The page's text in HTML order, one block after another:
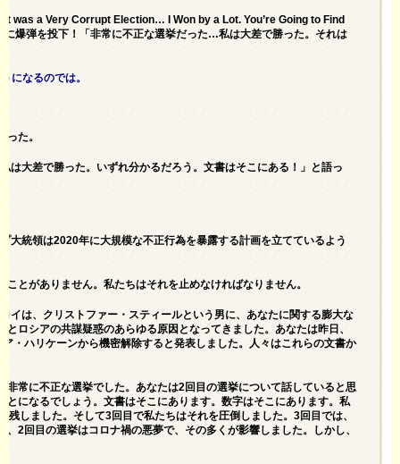
プ
was a Very Corrupt Election… I Won by a Lot. You’re Going to Find
爆弾を投下！「非常に不正な選挙だった…私は大差で勝った。それは
になるのでは。
った。
は大差で勝った。いずれ分かるだろう。文書はそこにある！」と語っ
大統領は2020年に大規模な不正行為を暴露する計画を立てているよう
とがありません。私たちはそれを止めなければなりません。
イは、クリストファー・スティールという男に、あなたに関する膨大な
ロシアの共謀疑惑のあらゆる原因となってきました。あなたは昨日、
・ハリケーンから機密解除すると発表しました。人々はこれらの文書か
常に不正な選挙でした。あなたは2回目の選挙について話していると思
になるでしょう。文書はそこにあります。数字はそこにあります。私
しました。そして3回目で私たちはそれを圧倒しました。3回目では、
2回目の選挙はコロナ禍の悪夢で、その多くが影響しました。しかし、